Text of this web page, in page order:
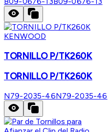
KENWOOD
TORNILLO P/TK260K
TORNILLO P/TK260K
N79-2035-46N79-2035-46